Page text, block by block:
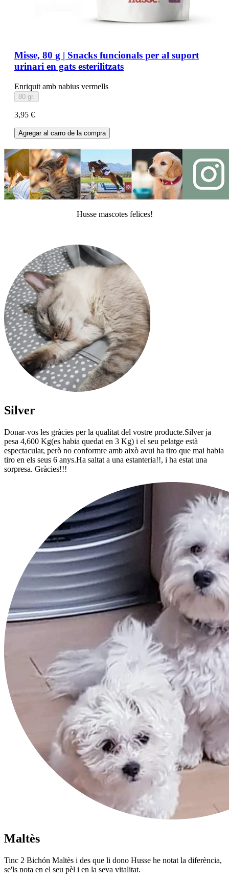
Misse, 80 g | Snacks funcionals per al suport
urinari en gats esterilitzats
Enriquit amb nabius vermells
80 gr.
3,95 €
Agregar al carro de la compra
Husse mascotes felices!
Silver
Donar-vos les gràcies per la qualitat del vostre producte.Silver ja
pesa 4,600 Kg(es habia quedat en 3 Kg) i el seu pelatge està
espectacular, però no conformre amb això avui ha tiro que mai habia
tiro en els seus 6 anys.Ha saltat a una estanteria!!, i ha estat una
sorpresa. Gràcies!!!
Maltès
Tinc 2 Bichón Maltès i des que li dono Husse he notat la diferència,
se'ls nota en el seu pèl i en la seva vitalitat.